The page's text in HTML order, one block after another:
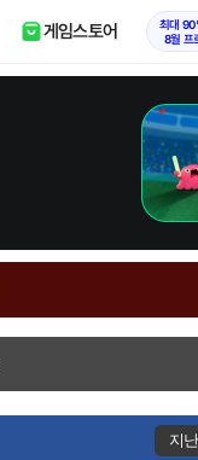
게임스토어
최대
8월 프
지